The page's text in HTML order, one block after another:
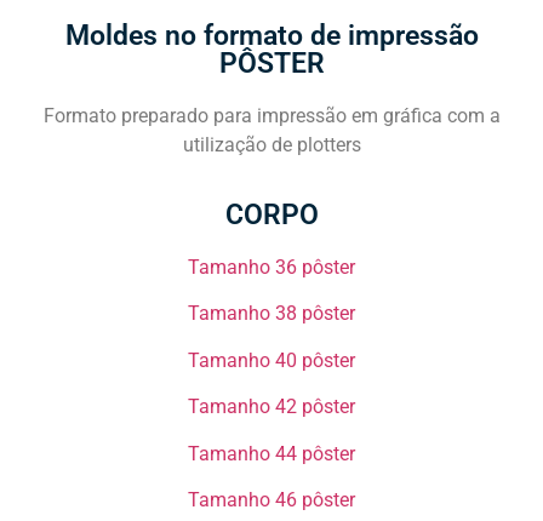
Moldes no formato de impressão
PÔSTER
Formato preparado para impressão em gráfica com a
utilização de plotters
CORPO
Tamanho 36 pôster​
Tamanho 38 pôster​​
Tamanho 40 pôster​​
Tamanho 42 pôster​​
Tamanho 44 pôster​​
Tamanho 46 pôster